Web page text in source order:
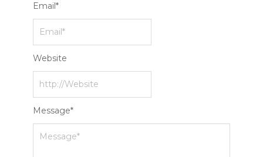
Message*
Email*
Website